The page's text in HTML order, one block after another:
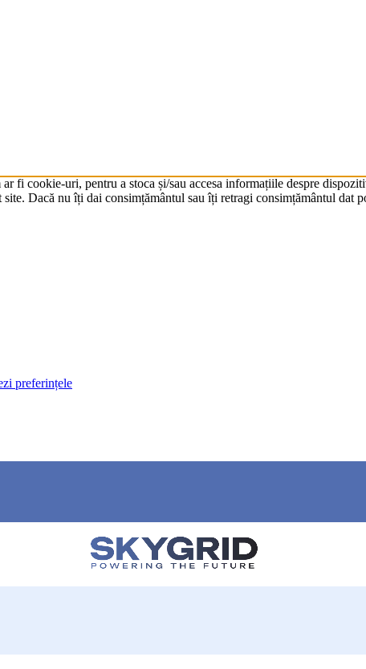
fi cookie-uri, pentru a stoca și/sau accesa informațiile despre
Dacă nu îți dai consimțământul sau îți retragi consimțământul dat
preferințele